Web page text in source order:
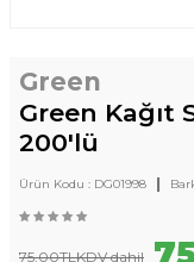
Green Kağıt
200'lü
Green
Ürün Kodu : DG01998 |
75,00TLKDV dahil